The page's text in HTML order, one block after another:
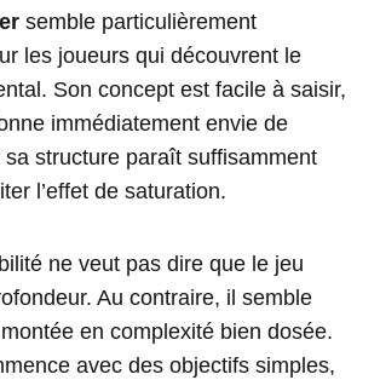
semble particulièrement
les joueurs qui découvrent le
Son concept est facile à saisir,
immédiatement envie de
sa structure paraît suffisamment
l’effet de saturation.
ne veut pas dire que le jeu
Au contraire, il semble
en complexité bien dosée.
avec des objectifs simples,